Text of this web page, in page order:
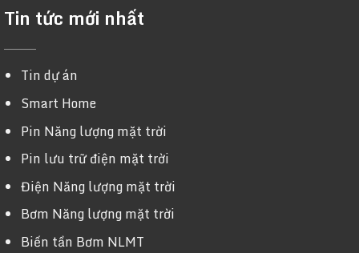
Tin tức mới nhất
Tin dự án
Smart Home
Pin Năng lượng mặt trời
Pin lưu trữ điện mặt trời
Điện Năng lượng mặt trời
Bơm Năng lượng mặt trời
Biến tần Bơm NLMT